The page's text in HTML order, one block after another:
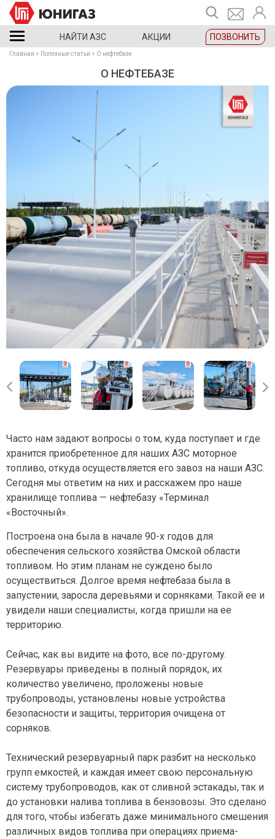
НАЙТИ АЗС АКЦИИ ПОЗВОНИТЬ
Главная Полезные статьи О нефтебазе
О НЕФТЕБАЗЕ
Часто нам задают вопросы о том, куда поступает и где
хранится приобретенное для наших АЗС моторное
топливо, откуда осуществляется его завоз на наши АЗС.
Сегодня мы ответим на них и расскажем про наше
хранилище топлива — нефтебазу «Терминал
«Восточный».
Построена она была в начале 90-х годов для
обеспечения сельского хозяйства Омской области
топливом. Но этим планам не суждено было
осуществиться. Долгое время нефтебаза была в
запустении, заросла деревьями и сорняками. Такой ее и
увидели наши специалисты, когда пришли на ее
территорию.
Сейчас, как вы видите на фото, все по-другому.
Резервуары приведены в полный порядок, их
количество увеличено, проложены новые
трубопроводы, установлены новые устройства
безопасности и защиты, территория очищена от
сорняков.
Технический резервуарный парк разбит на несколько
групп емкостей, и каждая имеет свою персональную
систему трубопроводов, как от сливной эстакады, так и
до установки налива топлива в бензовозы. Это сделано
для того, чтобы избегать даже минимального смешения
различных видов топлива при операциях приема-